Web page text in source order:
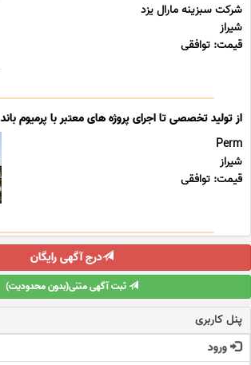
شرکت سبزینه مارال یزد
شیراز
قیمت: توافقی
از تولید تخصصی تا اجرای پروژه های معتبر با پرمیوم باند
Perm
شیراز
قیمت: توافقی
درج آگهی رایگان
ثبت آگهی متنی(بدون محدودیت)
پنل کاربری
ورود